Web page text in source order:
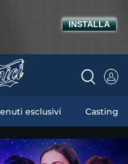
esclusivi Casting
INSTALLA